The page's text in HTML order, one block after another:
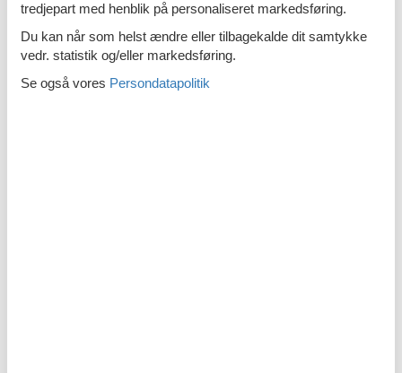
tredjepart med henblik på personaliseret markedsføring.
Du kan når som helst ændre eller tilbagekalde dit samtykke
vedr. statistik og/eller markedsføring.
Se også vores Persondatapolitik